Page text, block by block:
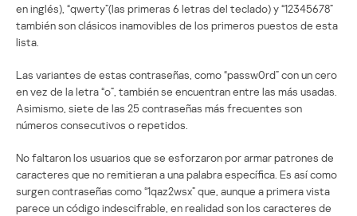
en inglés), “qwerty”(las primeras 6 letras del teclado) y “12345678”
también son clásicos inamovibles de los primeros puestos de esta
lista.
Las variantes de estas contraseñas, como “passw0rd” con un cero
en vez de la letra “o”, también se encuentran entre las más usadas.
Asimismo, siete de las 25 contraseñas más frecuentes son
números consecutivos o repetidos.
No faltaron los usuarios que se esforzaron por armar patrones de
caracteres que no remitieran a una palabra específica. Es así como
surgen contraseñas como “1qaz2wsx” que, aunque a primera vista
parece un código indescifrable, en realidad son los caracteres de